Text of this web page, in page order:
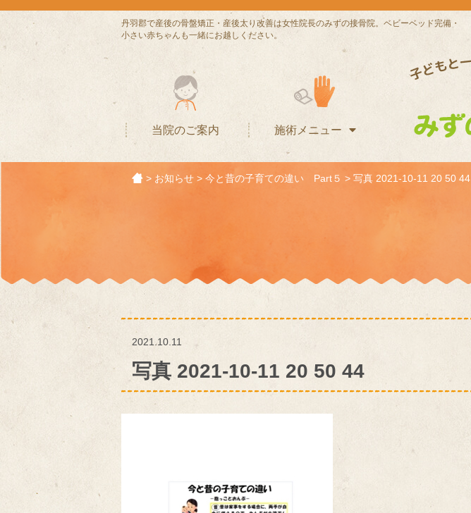
丹羽郡で産後の骨盤矯正・産後太り改善は女性院長のみずの接骨院。ベビーベッド完備・
小さい赤ちゃんも一緒にお越しください。
当院のご案内 施術メニュー
> お知らせ >今と昔の子育ての違い Part５ >写真 2021-10-11 20 50 44
2021.10.11
写真 2021-10-11 20 50 44